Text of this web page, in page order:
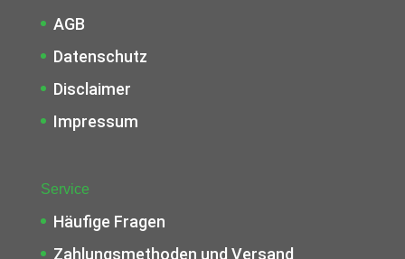
AGB
Datenschutz
Disclaimer
Impressum
Service
Häufige Fragen
Zahlungsmethoden und Versand